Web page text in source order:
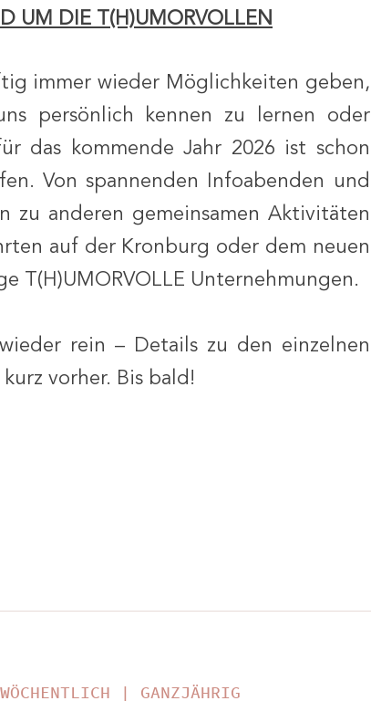
UM DIE T(H)UMORVOLLEN
immer wieder Möglichkeiten geben,
persönlich kennen zu lernen oder
das kommende Jahr 2026 ist schon
Von spannenden Infoabenden und
zu anderen gemeinsamen Aktivitäten
auf der Kronburg oder dem neuen
T(H)UMORVOLLE Unternehmungen.
rein – Details zu den einzelnen
vorher. Bis bald!
WÖCHENTLICH | GANZJÄHRIG